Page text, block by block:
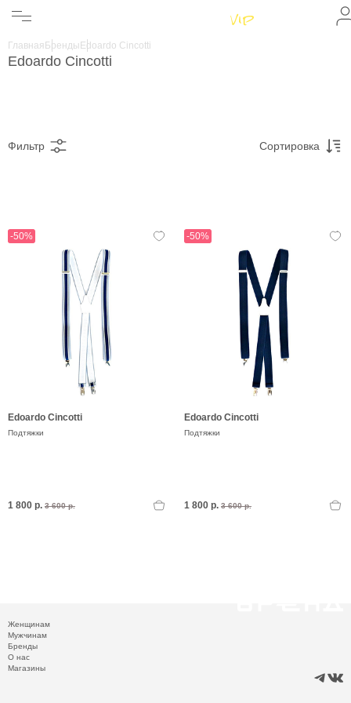
Главная Бренды Edoardo Cincotti
Edoardo Cincotti
Фильтр Сортировка
-50%
Edoardo Cincotti
Подтяжки
1 800 р. 3 600 р.
-50%
Edoardo Cincotti
Подтяжки
1 800 р. 3 600 р.
Женщинам
Мужчинам
Бренды
О нас
Магазины